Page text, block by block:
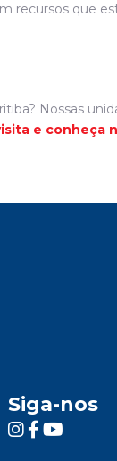
recursos que
Nossas
e conheça
Siga-nos